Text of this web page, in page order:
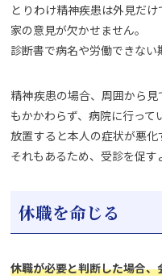
とりわけ精神疾患は外見だ
家の意見が欠かせません。
診断書で病名や労働できない
精神疾患の場合、周囲から
もかかわらず、病院に行って
放置すると本人の症状が悪
それもあるため、受診を促す
休職を命じる
休職が必要と判断した場合